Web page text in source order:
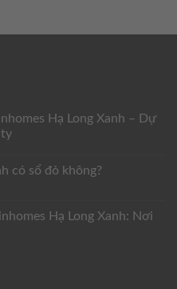
Hạ Long Xanh – Dự
có sổ đỏ không?
Hạ Long Xanh: Nơi